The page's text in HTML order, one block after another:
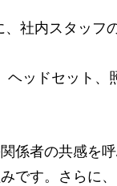
社内スタッフ
ッドセット、
係者の共感を
です。さらに